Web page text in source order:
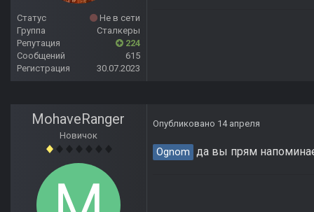
Статус
Не в сети
Группа
Сталкеры
Репутация
224
Сообщений
615
Регистрация
30.07.2023
MohaveRanger
Новичок
Опубликовано 14 апреля
Ognom да вы прям